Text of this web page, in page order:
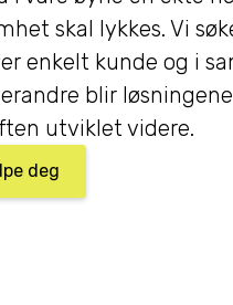
skal lykkes. Vi
enkelt kunde og i
blir løsningene
utviklet videre.
deg